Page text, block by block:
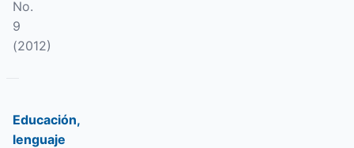
No.
9
(2012)
Educación,
lenguaje